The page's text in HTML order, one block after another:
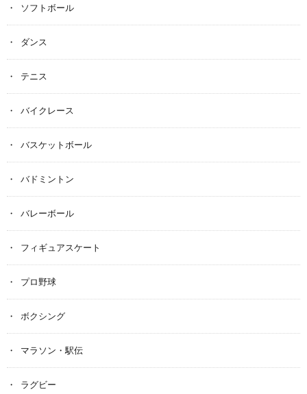
ソフトボール
ダンス
テニス
バイクレース
バスケットボール
バドミントン
バレーボール
フィギュアスケート
プロ野球
ボクシング
マラソン・駅伝
ラグビー